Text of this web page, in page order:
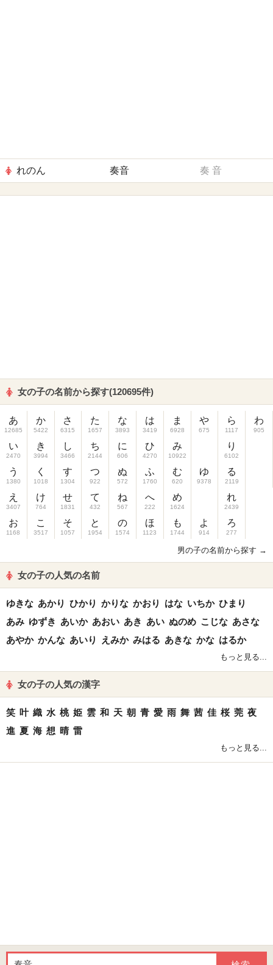
れのん 奏音 奏 音
女の子の名前から探す(120695件)
あ
12685
い
2470
う
1380
え
3407
お
1168
か
5422
き
3994
く
1018
け
764
こ
3517
さ
6315
し
3466
す
1304
せ
1831
そ
1057
た
1657
ち
2144
つ
922
て
432
と
1954
な
3893
に
606
ぬ
572
ね
567
の
1574
は
3419
ひ
4270
ふ
1760
へ
222
ほ
1123
ま
6928
み
10922
む
620
め
1624
も
1744
や
675
ゆ
9378
よ
914
ら
1117
り
6102
る
2119
れ
2439
ろ
277
わ
905
男の子の名前から探す →
女の子の人気の名前
ゆきな あかり ひかり かりな かおり はな いちか ひまり
あみ ゆずき あいか あおい あき あい ぬのめ こじな あさな
あやか かんな あいり えみか みはる あきな かな はるか
もっと見る...
女の子の人気の漢字
笑 叶 織 水 桃 姫 雲 和 天 朝 青 愛 雨 舞 茜 佳 桜 莞 夜
進 夏 海 想 晴 雷
もっと見る...